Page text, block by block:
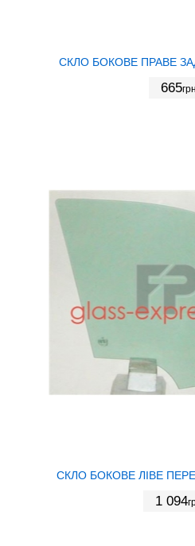
СКЛО БОКОВЕ ПРАВЕ
665грн
СКЛО БОКОВЕ ЛІВЕ
1 094